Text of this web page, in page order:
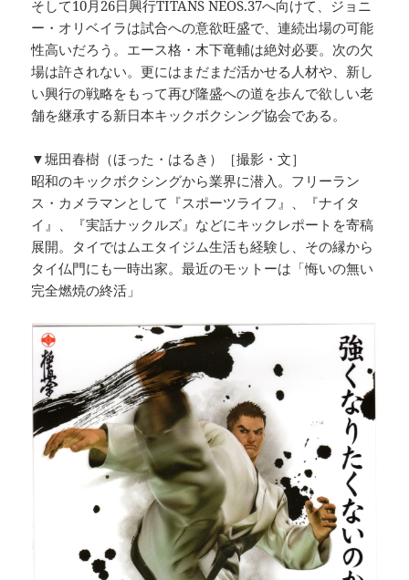
そして10月26日興行TITANS NEOS.37へ向けて、ジョニ
ー・オリベイラは試合への意欲旺盛で、連続出場の可能
性高いだろう。エース格・木下竜輔は絶対必要。次の欠
場は許されない。更にはまだまだ活かせる人材や、新し
い興行の戦略をもって再び隆盛への道を歩んで欲しい老
舗を継承する新日本キックボクシング協会である。
▼堀田春樹（ほった・はるき）［撮影・文］
昭和のキックボクシングから業界に潜入。フリーラン
ス・カメラマンとして『スポーツライフ』、『ナイタ
イ』、『実話ナックルズ』などにキックレポートを寄稿
展開。タイではムエタイジム生活も経験し、その縁から
タイ仏門にも一時出家。最近のモットーは「悔いの無い
完全燃焼の終活」